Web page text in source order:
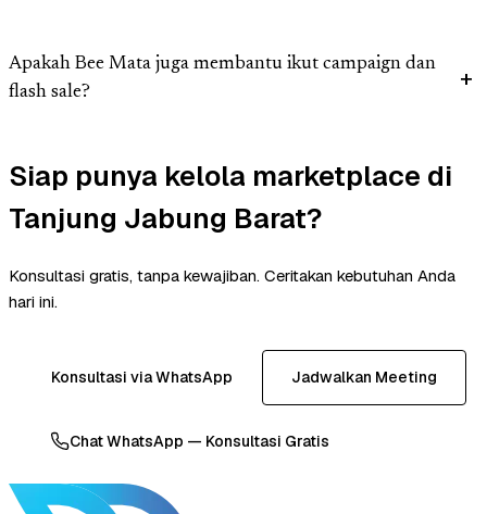
Apakah Bee Mata juga membantu ikut campaign dan
flash sale?
Siap punya kelola marketplace di
Tanjung Jabung Barat?
Konsultasi gratis, tanpa kewajiban. Ceritakan kebutuhan Anda
hari ini.
Konsultasi via WhatsApp Jadwalkan Meeting
Chat WhatsApp — Konsultasi Gratis